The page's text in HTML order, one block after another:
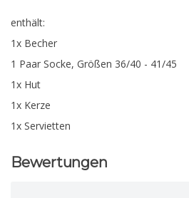
enthält:
1x Becher
1 Paar Socke, Größen 36/40 - 41/45
1x Hut
1x Kerze
1x Servietten
Bewertungen